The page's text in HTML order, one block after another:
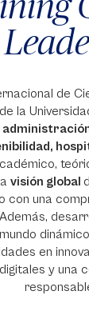
de
la
visión global
con una
Además,
en
y una